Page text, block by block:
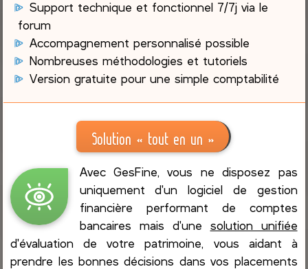
Support technique et fonctionnel 7/7j via le
forum
Accompagnement personnalisé possible
Nombreuses méthodologies et tutoriels
Version gratuite pour une simple comptabilité
Solution « tout en un »
Avec GesFine, vous ne disposez pas
uniquement d'un logiciel de gestion
financière performant de comptes
bancaires mais d'une solution unifiée
d'évaluation de votre patrimoine, vous aidant à
prendre les bonnes décisions dans vos placements